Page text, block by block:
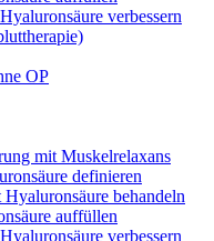
verbessern
OP
mit Muskelrelaxans
definieren
behandeln
auffüllen
verbessern